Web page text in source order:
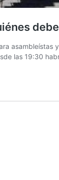
asambleístas
las 19:30